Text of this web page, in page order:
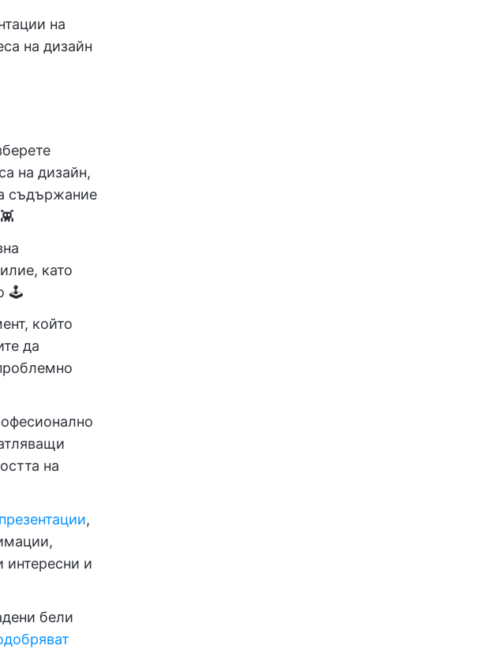
на
на дизайн
на дизайн,
съдържание
като
🕹️
който
да
на
,
интересни и
бели